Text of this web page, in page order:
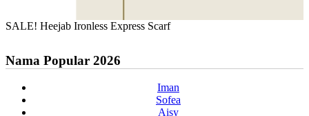
SALE! Heejab Ironless Express Scarf
Nama Popular 2026
Iman
Sofea
Aisy